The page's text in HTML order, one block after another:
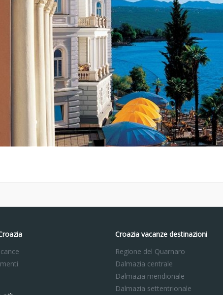
Croazia vacanze destinazioni
Regione del Quarnaro
Dalmazia centrale
Dalmazia meridionale
Dalmazia settentrionale